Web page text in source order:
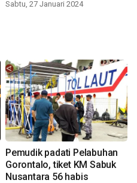
Sabtu, 27 Januari 2024
Pemudik padati Pelabuhan
Gorontalo, tiket KM Sabuk
Nusantara 56 habis